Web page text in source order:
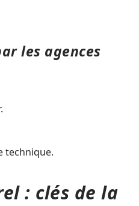
les agences
technique.
: clés de la